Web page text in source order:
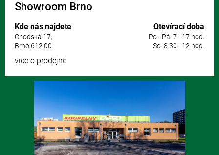
Showroom Brno
Kde nás najdete
Chodská 17,
Brno 612 00
Otevírací doba
Po - Pá: 7 - 17 hod.
So: 8:30 - 12 hod.
více o prodejně